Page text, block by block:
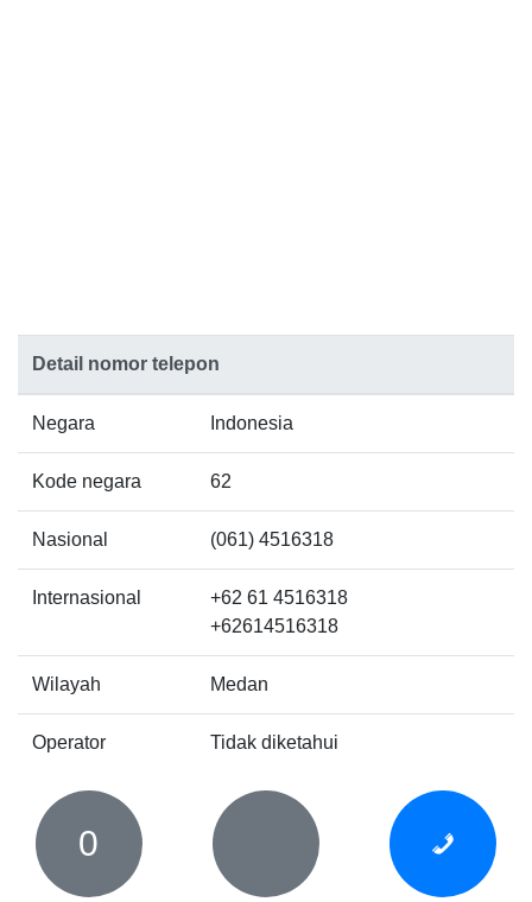
Detail nomor telepon
Negara Indonesia
Kode negara 62
Nasional (061) 4516318
Internasional
+62 61 4516318
+62614516318
Wilayah Medan
Operator Tidak diketahui
0